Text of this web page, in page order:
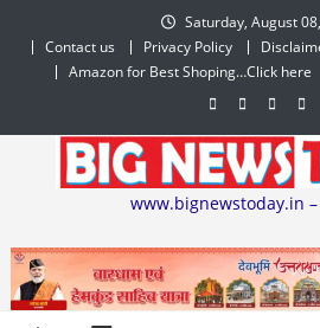
content
Saturday, August
Contact us
Privacy Policy
Amazon for Best Shoping…Click here
www.bignewstoday.in –